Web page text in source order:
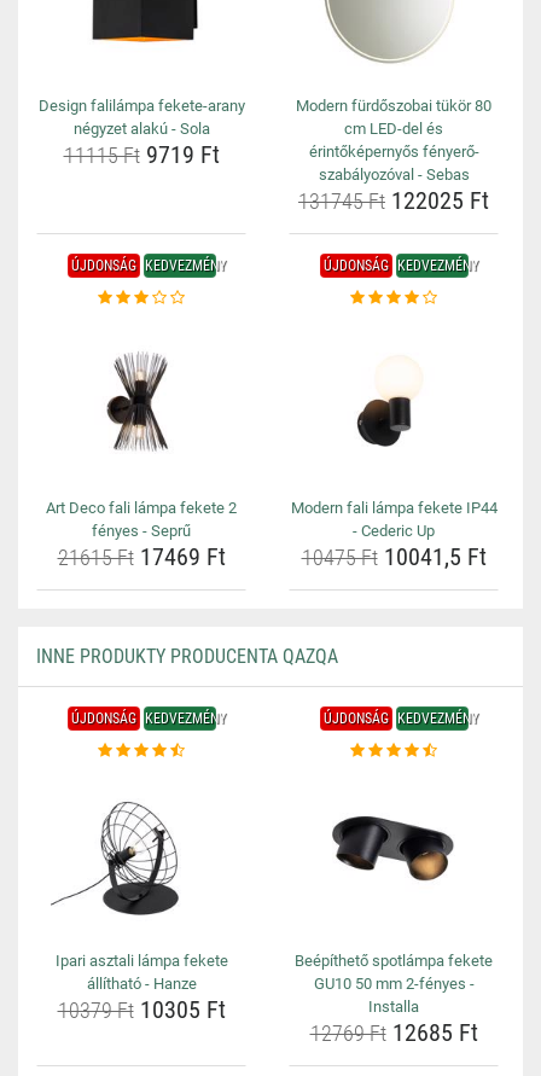
Design falilámpa fekete-arany
négyzet alakú - Sola
11115 Ft9719 Ft
Modern fürdőszobai tükör 80
cm LED-del és
érintőképernyős fényerő-
szabályozóval - Sebas
131745 Ft 122025 Ft
ÚJDONSÁG KEDVEZMÉNY
Art Deco fali lámpa fekete 2
fényes - Seprű
21615 Ft17469 Ft
ÚJDONSÁG KEDVEZMÉNY
Modern fali lámpa fekete IP44
- Cederic Up
10475 Ft10041,5 Ft
INNE PRODUKTY PRODUCENTA QAZQA
ÚJDONSÁG KEDVEZMÉNY
Ipari asztali lámpa fekete
állítható - Hanze
10379 Ft10305 Ft
ÚJDONSÁG KEDVEZMÉNY
Beépíthető spotlámpa fekete
GU10 50 mm 2-fényes -
Installa
12769 Ft12685 Ft